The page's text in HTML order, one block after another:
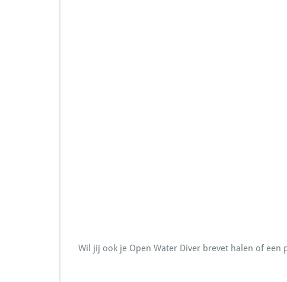
Wil jij ook je Open Water Diver brevet halen of een